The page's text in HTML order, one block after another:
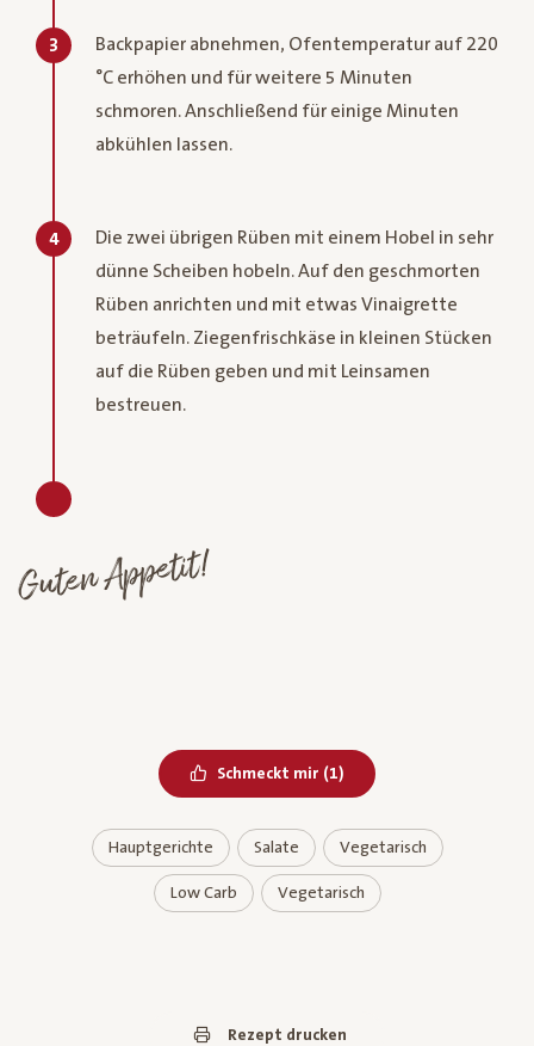
3
Backpapier abnehmen, Ofentemperatur auf 220
°C erhöhen und für weitere 5 Minuten
schmoren. Anschließend für einige Minuten
abkühlen lassen.
4
Die zwei übrigen Rüben mit einem Hobel in sehr
dünne Scheiben hobeln. Auf den geschmorten
Rüben anrichten und mit etwas Vinaigrette
beträufeln. Ziegenfrischkäse in kleinen Stücken
auf die Rüben geben und mit Leinsamen
bestreuen.
Guten Appetit!
Schmeckt mir Bereits geliked
(1)
Hauptgerichte Salate Vegetarisch
Low Carb Vegetarisch
Rezept drucken